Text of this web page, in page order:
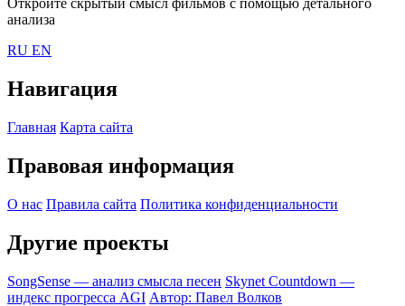
Откройте скрытый смысл фильмов с помощью детального
анализа
RU EN
Навигация
Главная Карта сайта
Правовая информация
О нас Правила сайта Политика конфиденциальности
Другие проекты
SongSense — анализ смысла песен Skynet Countdown —
индекс прогресса AGI Автор: Павел Волков